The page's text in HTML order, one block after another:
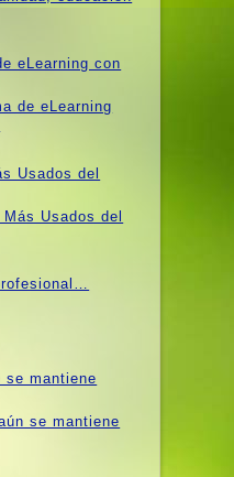
eLearning con
Usados ​​del
se mantiene